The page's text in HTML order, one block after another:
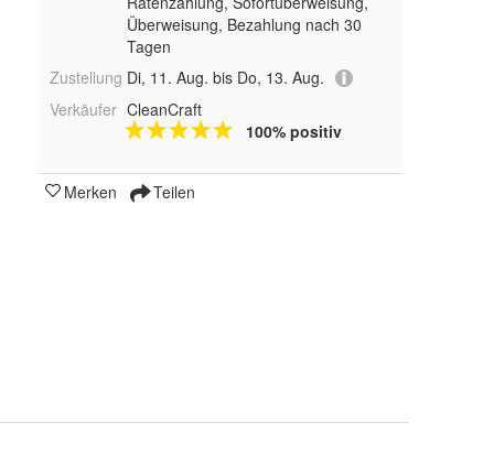
Überweisung, Bezahlung nach 30
Tagen
Zustellung Di, 11. Aug. bis Do, 13. Aug.
Verkäufer CleanCraft
100% positiv
Merken Teilen